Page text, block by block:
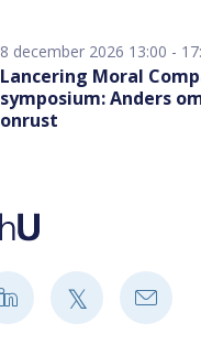
8 december 2026 13:00 -
Lancering Moral
symposium: Anders
onrust